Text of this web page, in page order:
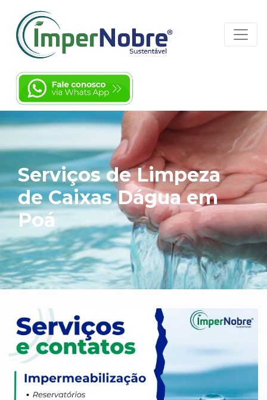
Serviços de Limpeza
de Caixas Dágua em
Poá